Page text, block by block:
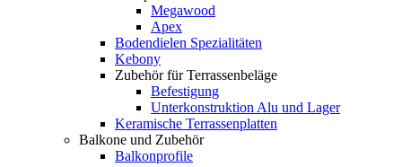
Megawood
Apex
Bodendielen Spezialitäten
Kebony
Zubehör für Terrassenbeläge
Befestigung
Unterkonstruktion Alu und Lager
Keramische Terrassenplatten
Balkone und Zubehör
Balkonprofile